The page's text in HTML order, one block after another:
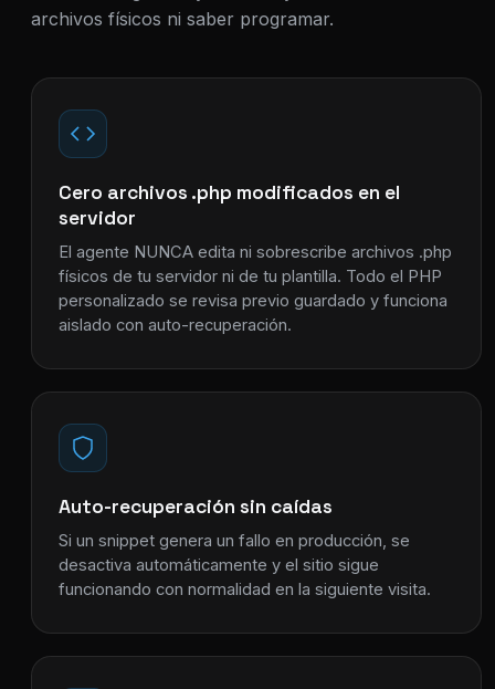
archivos físicos ni saber programar.
Cero archivos .php modificados en el
servidor
El agente NUNCA edita ni sobrescribe archivos .php
físicos de tu servidor ni de tu plantilla. Todo el PHP
personalizado se revisa previo guardado y funciona
aislado con auto-recuperación.
Auto-recuperación sin caídas
Si un snippet genera un fallo en producción, se
desactiva automáticamente y el sitio sigue
funcionando con normalidad en la siguiente visita.